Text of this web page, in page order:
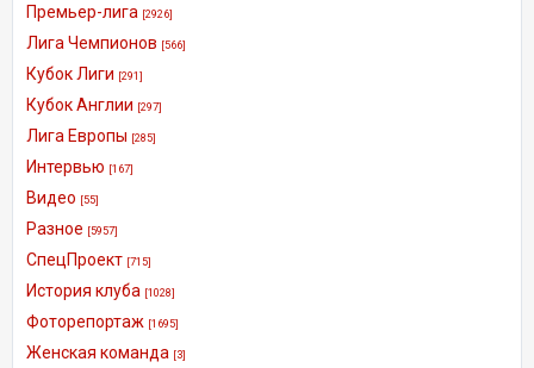
Премьер-лига [2926]
Лига Чемпионов [566]
Кубок Лиги [291]
Кубок Англии [297]
Лига Европы [285]
Интервью [167]
Видео [55]
Разное [5957]
СпецПроект [715]
История клуба [1028]
Фоторепортаж [1695]
Женская команда [3]